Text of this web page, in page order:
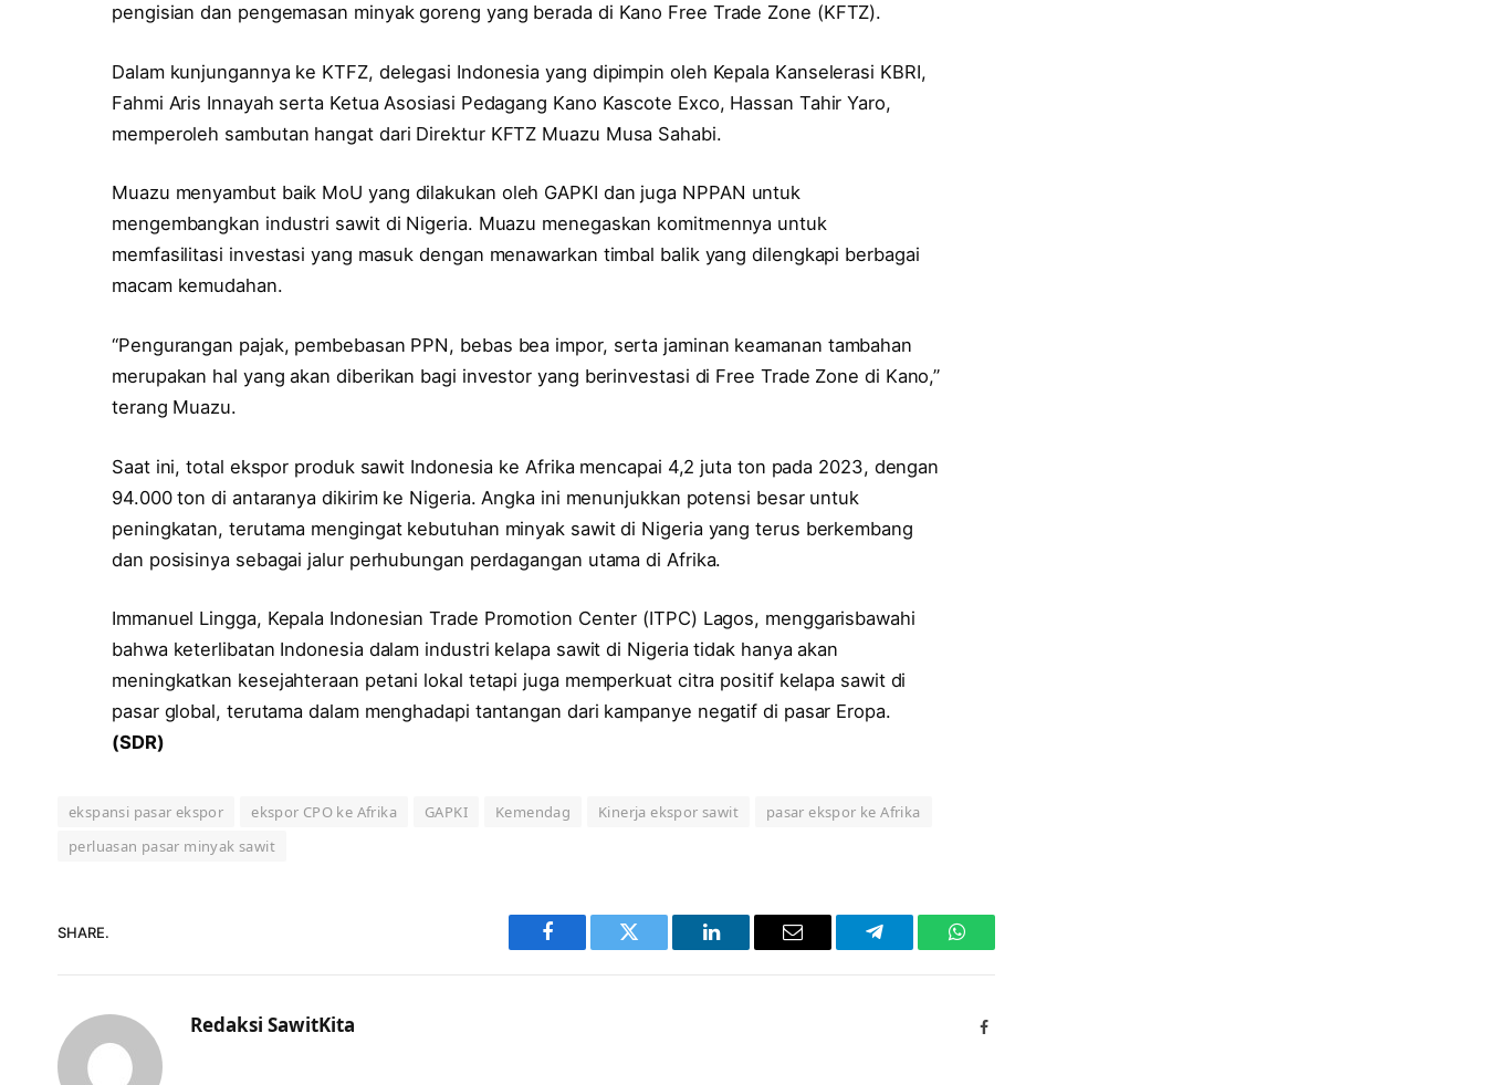
pengisian dan pengemasan minyak goreng yang berada di Kano Free Trade Zone (KFTZ).
Dalam kunjungannya ke KTFZ, delegasi Indonesia yang dipimpin oleh Kepala Kanselerasi KBRI,
Fahmi Aris Innayah serta Ketua Asosiasi Pedagang Kano Kascote Exco, Hassan Tahir Yaro,
memperoleh sambutan hangat dari Direktur KFTZ Muazu Musa Sahabi.
Muazu menyambut baik MoU yang dilakukan oleh GAPKI dan juga NPPAN untuk
mengembangkan industri sawit di Nigeria. Muazu menegaskan komitmennya untuk
memfasilitasi investasi yang masuk dengan menawarkan timbal balik yang dilengkapi berbagai
macam kemudahan.
“Pengurangan pajak, pembebasan PPN, bebas bea impor, serta jaminan keamanan tambahan
merupakan hal yang akan diberikan bagi investor yang berinvestasi di Free Trade Zone di Kano,”
terang Muazu.
Saat ini, total ekspor produk sawit Indonesia ke Afrika mencapai 4,2 juta ton pada 2023, dengan
94.000 ton di antaranya dikirim ke Nigeria. Angka ini menunjukkan potensi besar untuk
peningkatan, terutama mengingat kebutuhan minyak sawit di Nigeria yang terus berkembang
dan posisinya sebagai jalur perhubungan perdagangan utama di Afrika.
Immanuel Lingga, Kepala Indonesian Trade Promotion Center (ITPC) Lagos, menggarisbawahi
bahwa keterlibatan Indonesia dalam industri kelapa sawit di Nigeria tidak hanya akan
meningkatkan kesejahteraan petani lokal tetapi juga memperkuat citra positif kelapa sawit di
pasar global, terutama dalam menghadapi tantangan dari kampanye negatif di pasar Eropa.
(SDR)
ekspansi pasar ekspor ekspor CPO ke Afrika GAPKI Kemendag Kinerja ekspor sawit
pasar ekspor ke Afrika
perluasan pasar minyak sawit
SHARE.
Facebook Twitter LinkedIn Email Telegram WhatsApp
Redaksi SawitKita Facebook